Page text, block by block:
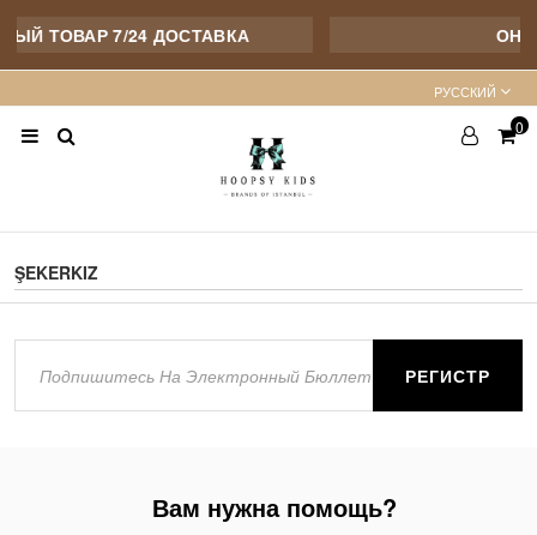
ТОВАР 7/24 ДОСТАВКА
PУССКИЙ
0
ŞEKERKIZ
РЕГИСТР
Вам нужна помощь?